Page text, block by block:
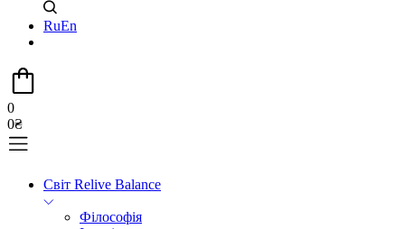
RuEn
0
0₴
Світ Relive Balance
Філософія